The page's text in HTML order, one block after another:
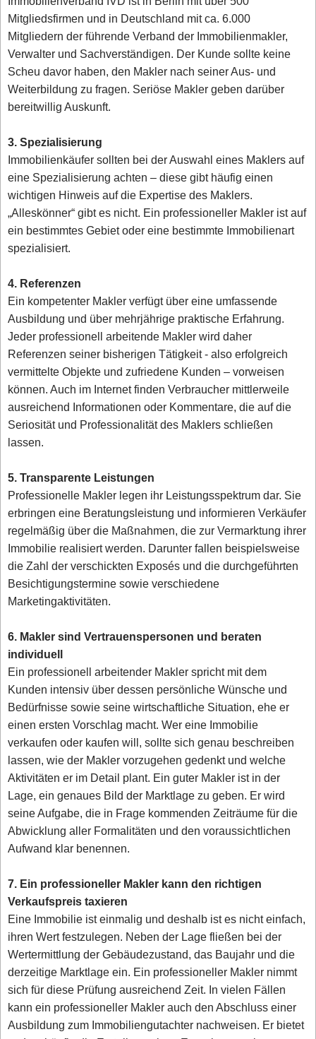
Mitgliedsfirmen und in Deutschland mit ca. 6.000
Mitgliedern der führende Verband der Immobilienmakler,
Verwalter und Sachverständigen. Der Kunde sollte keine
Scheu davor haben, den Makler nach seiner Aus- und
Weiterbildung zu fragen. Seriöse Makler geben darüber
bereitwillig Auskunft.
3. Spezialisierung
Immobilienkäufer sollten bei der Auswahl eines Maklers auf
eine Spezialisierung achten – diese gibt häufig einen
wichtigen Hinweis auf die Expertise des Maklers.
„Alleskönner“ gibt es nicht. Ein professioneller Makler ist auf
ein bestimmtes Gebiet oder eine bestimmte Immobilienart
spezialisiert.
4. Referenzen
Ein kompetenter Makler verfügt über eine umfassende
Ausbildung und über mehrjährige praktische Erfahrung.
Jeder professionell arbeitende Makler wird daher
Referenzen seiner bisherigen Tätigkeit - also erfolgreich
vermittelte Objekte und zufriedene Kunden – vorweisen
können. Auch im Internet finden Verbraucher mittlerweile
ausreichend Informationen oder Kommentare, die auf die
Seriosität und Professionalität des Maklers schließen
lassen.
5. Transparente Leistungen
Professionelle Makler legen ihr Leistungsspektrum dar. Sie
erbringen eine Beratungsleistung und informieren Verkäufer
regelmäßig über die Maßnahmen, die zur Vermarktung ihrer
Immobilie realisiert werden. Darunter fallen beispielsweise
die Zahl der verschickten Exposés und die durchgeführten
Besichtigungstermine sowie verschiedene
Marketingaktivitäten.
6. Makler sind Vertrauenspersonen und beraten
individuell
Ein professionell arbeitender Makler spricht mit dem
Kunden intensiv über dessen persönliche Wünsche und
Bedürfnisse sowie seine wirtschaftliche Situation, ehe er
einen ersten Vorschlag macht. Wer eine Immobilie
verkaufen oder kaufen will, sollte sich genau beschreiben
lassen, wie der Makler vorzugehen gedenkt und welche
Aktivitäten er im Detail plant. Ein guter Makler ist in der
Lage, ein genaues Bild der Marktlage zu geben. Er wird
seine Aufgabe, die in Frage kommenden Zeiträume für die
Abwicklung aller Formalitäten und den voraussichtlichen
Aufwand klar benennen.
7. Ein professioneller Makler kann den richtigen
Verkaufspreis taxieren
Eine Immobilie ist einmalig und deshalb ist es nicht einfach,
ihren Wert festzulegen. Neben der Lage fließen bei der
Wertermittlung der Gebäudezustand, das Baujahr und die
derzeitige Marktlage ein. Ein professioneller Makler nimmt
sich für diese Prüfung ausreichend Zeit. In vielen Fällen
kann ein professioneller Makler auch den Abschluss einer
Ausbildung zum Immobiliengutachter nachweisen. Er bietet